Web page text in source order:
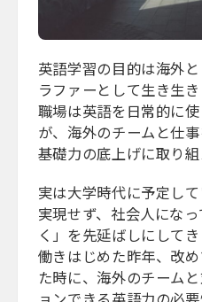
英語学習の目的は海外
ラファーとして生き生
職場は英語を日常的に
が、海外のチームと仕
基礎力の底上げに取り組
実は大学時代に予定し
実現せず、社会人にな
く」を先延ばしにして
働きはじめた昨年、改
た時に、海外のチーム